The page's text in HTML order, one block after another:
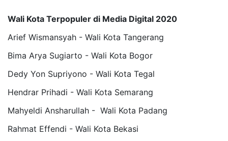
Wali Kota Terpopuler di Media Digital 2020
Arief Wismansyah - Wali Kota Tangerang
Bima Arya Sugiarto - Wali Kota Bogor
Dedy Yon Supriyono - Wali Kota Tegal
Hendrar Prihadi - Wali Kota Semarang
Mahyeldi Ansharullah - Wali Kota Padang
Rahmat Effendi - Wali Kota Bekasi